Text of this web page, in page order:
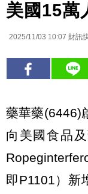
美國15萬
2025/11/03 10:07 財訊
藥華藥(6446)
向美國食品
即P1101）新